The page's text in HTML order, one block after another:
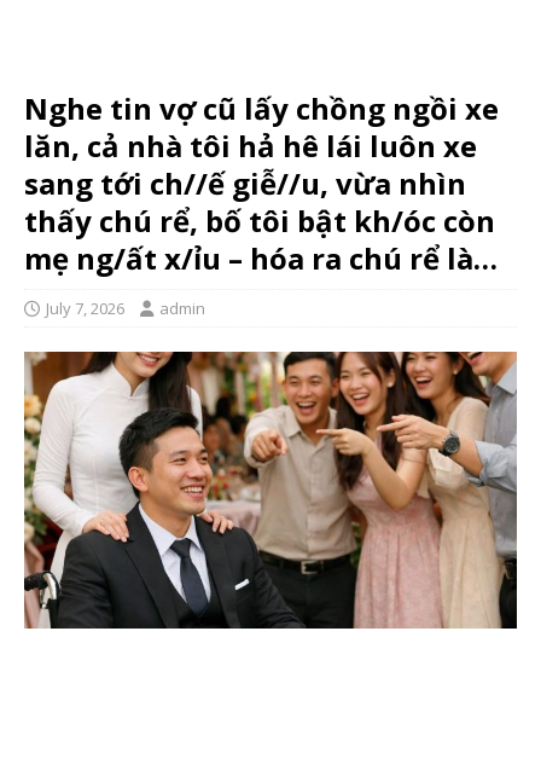
Nghe tin vợ cũ lấy chồng ngồi xe
lăn, cả nhà tôi hả hê lái luôn xe
sang tới ch//ế giễ//u, vừa nhìn
thấy chú rể, bố tôi bật kh/óc còn
mẹ ng/ất x/ỉu – hóa ra chú rể là…
July 7, 2026 admin